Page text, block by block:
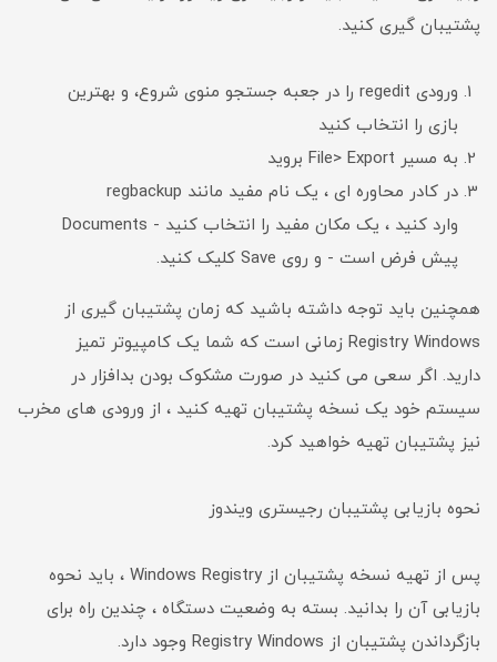
پشتیبان گیری کنید.
ورودی regedit را در جعبه جستجو منوی شروع، و بهترین
بازی را انتخاب کنید
به مسیر File> Export بروید
در کادر محاوره ای ، یک نام مفید مانند regbackup
وارد کنید ، یک مکان مفید را انتخاب کنید - Documents
پیش فرض است - و روی Save کلیک کنید.
همچنین باید توجه داشته باشید که زمان پشتیبان گیری از
Registry Windows زمانی است که شما یک کامپیوتر تمیز
دارید. اگر سعی می کنید در صورت مشکوک بودن بدافزار در
سیستم خود یک نسخه پشتیبان تهیه کنید ، از ورودی های مخرب
نیز پشتیبان تهیه خواهید کرد.
نحوه بازیابی پشتیبان رجیستری ویندوز
پس از تهیه نسخه پشتیبان از Windows Registry ، باید نحوه
بازیابی آن را بدانید. بسته به وضعیت دستگاه ، چندین راه برای
بازگرداندن پشتیبان از Registry Windows وجود دارد.